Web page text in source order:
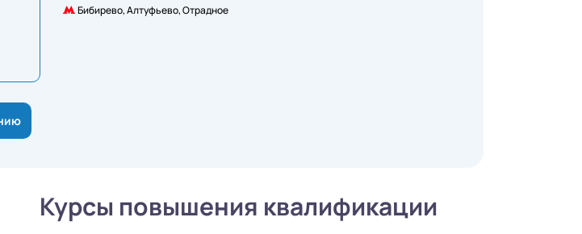
Бибирево, Алтуфьево, Отрадное
Курсы повышения квалификации